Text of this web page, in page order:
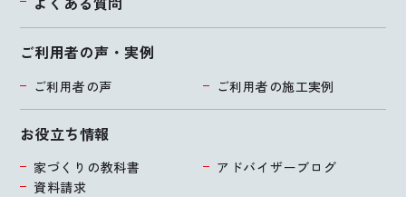
ご利用者の声・実例
ご利用者の声 ご利用者の施工実例
お役立ち情報
家づくりの教科書
アドバイザーブログ
資料請求